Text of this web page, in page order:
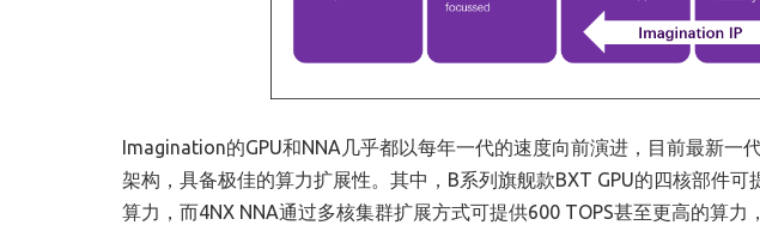
Imagination的GPU和NNA几乎都以每年一代的速度向前演进，目前最新一
架构，具备极佳的算力扩展性。其中，B系列旗舰款BXT GPU的四核部件可
算力，而4NX NNA通过多核集群扩展方式可提供600 TOPS甚至更高的算